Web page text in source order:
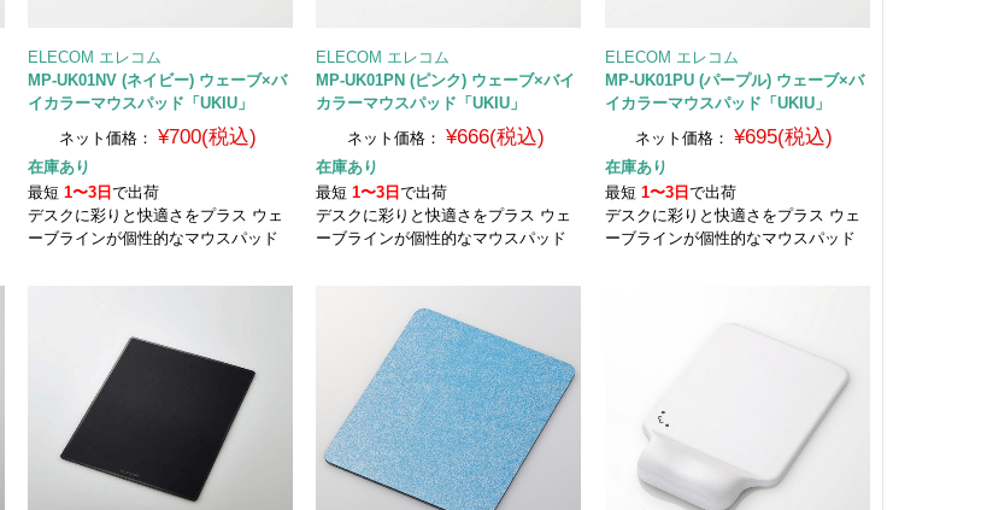
ELECOM エレコム
MP-UK01NV (ネイビー) ウェーブ×バ
イカラーマウスパッド「UKIU」
ネット価格： ¥700(税込)
在庫あり
最短1〜3日で出荷
デスクに彩りと快適さをプラス ウェ
ーブラインが個性的なマウスパッド
ELECOM エレコム
MP-UK01PN (ピンク) ウェーブ×バイ
カラーマウスパッド「UKIU」
ネット価格：
¥666(税込)
在庫あり
最短1〜3日で出荷
デスクに彩りと快適さをプラス ウェ
ーブラインが個性的なマウスパッド
ELECOM エレコム
MP-UK01PU (パープル) ウェーブ×バ
イカラーマウスパッド「UKIU」
ネット価格：
¥695(税込)
在庫あり
最短 1〜3日 で出荷
デスクに彩りと快適さをプラス ウェ
ーブラインが個性的なマウスパッド